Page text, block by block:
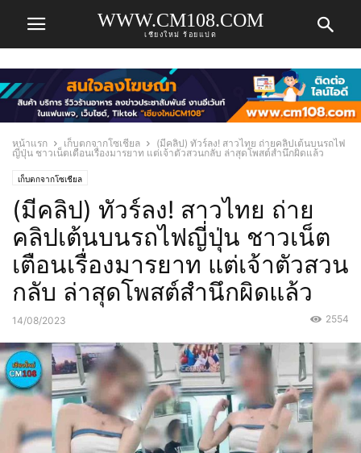
WWW.CM108.COM
เชียงใหม่ ร้อยแปด
หน้าแรก เก็บตกจากโซเชียล
(มีคลิป) ทัวร์ลง! สาวไทย ถ่ายคลิปเต้นบนรถไฟ
ญี่ปุ่น ชาวเน็ตเตือนเรื่องมารยาท แต่เจ้าตัวสวนกลับ ล่าสุดโพสต์สำนึกผิดแล้ว
เก็บตกจากโซเชียล
(มีคลิป) ทัวร์ลง! สาวไทย ถ่าย
คลิปเต้นบนรถไฟญี่ปุ่น ชาวเน็ต
เตือนเรื่องมารยาท แต่เจ้าตัวสวน
กลับ ล่าสุดโพสต์สำนึกผิดแล้ว
14/08/2023 2554